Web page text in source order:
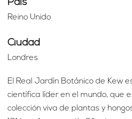
País
Reino Unido
Ciudad
Londres
El Real Jardín Botánico de Kew
científica líder en el mundo, que
colección viva de plantas y